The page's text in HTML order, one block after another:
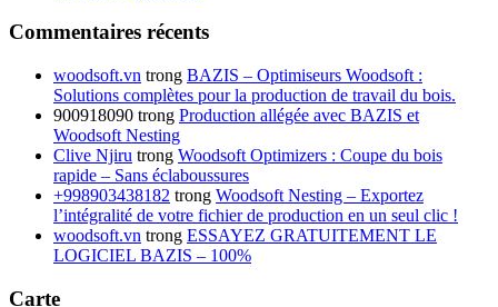
Commentaires récents
woodsoft.vn trong BAZIS – Optimiseurs Woodsoft :
Solutions complètes pour la production de travail du bois.
900918090 trong Production allégée avec BAZIS et
Woodsoft Nesting
Clive Njiru trong Woodsoft Optimizers : Coupe du bois
rapide – Sans éclaboussures
+998903438182 trong Woodsoft Nesting – Exportez
l’intégralité de votre fichier de production en un seul clic !
woodsoft.vn trong ESSAYEZ GRATUITEMENT LE
LOGICIEL BAZIS – 100%
Carte